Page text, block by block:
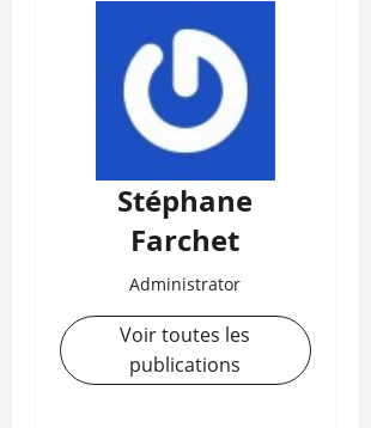
Stéphane
Farchet
Administrator
Voir toutes les
publications